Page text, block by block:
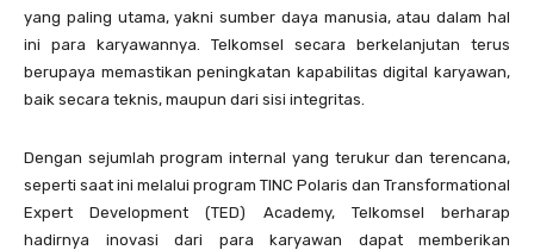
yang paling utama, yakni sumber daya manusia, atau dalam hal
ini para karyawannya. Telkomsel secara berkelanjutan terus
berupaya memastikan peningkatan kapabilitas digital karyawan,
baik secara teknis, maupun dari sisi integritas.
Dengan sejumlah program internal yang terukur dan terencana,
seperti saat ini melalui program TINC Polaris dan Transformational
Expert Development (TED) Academy, Telkomsel berharap
hadirnya inovasi dari para karyawan dapat memberikan